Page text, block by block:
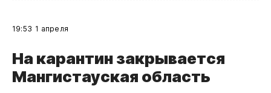
19:53 1 апреля
На карантин закрывается
Мангистауская область